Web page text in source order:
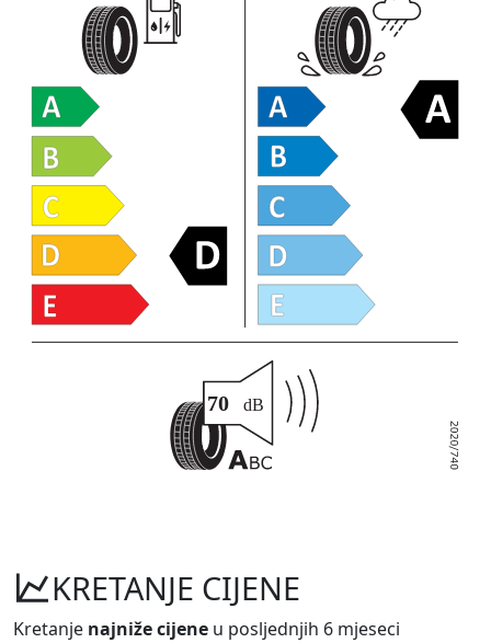
KRETANJE CIJENE
Kretanje najniže cijene u posljednjih 6 mjeseci